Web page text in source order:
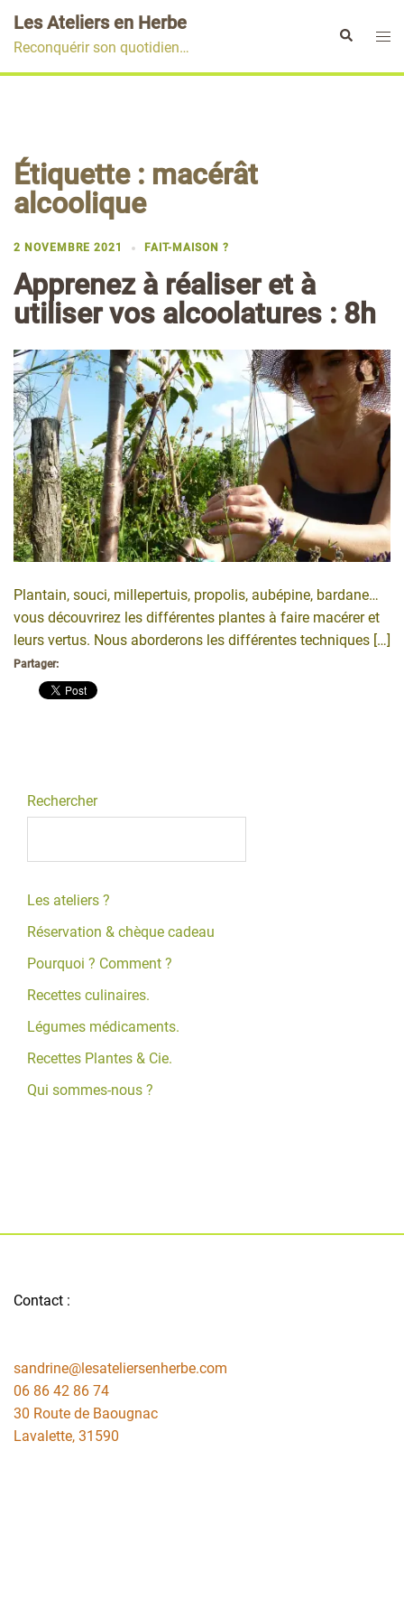
au
contenu
Les Ateliers en Herbe
Reconquérir son quotidien…
Rechercher
Étiquette : macérât
alcoolique
2 NOVEMBRE 2021 FAIT-MAISON ?
Apprenez à réaliser et à
utiliser vos alcoolatures : 8h
Plantain, souci, millepertuis, propolis, aubépine, bardane…
vous découvrirez les différentes plantes à faire macérer et
leurs vertus. Nous aborderons les différentes techniques […]
Partager:
Rechercher
Les ateliers ?
Réservation & chèque cadeau
Pourquoi ? Comment ?
Recettes culinaires.
Légumes médicaments.
Recettes Plantes & Cie.
Qui sommes-nous ?
Contact :
sandrine@lesateliersenherbe.com
06 86 42 86 74
30 Route de Baougnac
Lavalette, 31590